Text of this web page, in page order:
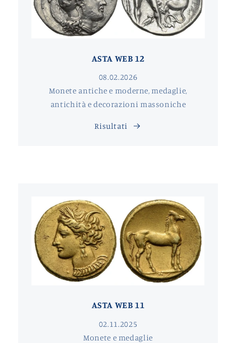
ASTA WEB 12
08.02.2026
Monete antiche e moderne, medaglie,
antichità e decorazioni massoniche
Risultati
ASTA WEB 11
02.11.2025
Monete e medaglie